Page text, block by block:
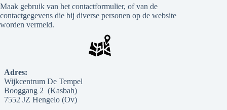
Maak gebruik van het contactformulier, of van de
contactgegevens die bij diverse personen op de website
worden vermeld.
Adres:
Wijkcentrum De Tempel
Booggang 2 (Kasbah)
7552 JZ Hengelo (Ov)